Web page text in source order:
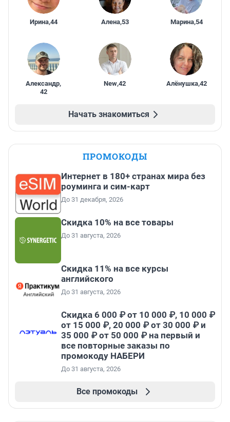
Ирина,44 Алена,53 Марина,54
Александр,
42
New,42 Алёнушка,42
Начать знакомиться
ПРОМОКОДЫ
Интернет в 180+ странах мира без
роуминга и сим-карт
До 31 декабря, 2026
Скидка 10% на все товары
До 31 августа, 2026
Скидка 11% на все курсы
английского
До 31 августа, 2026
Скидка 6 000 ₽ от 10 000 ₽, 10 000 ₽
от 15 000 ₽, 20 000 ₽ от 30 000 ₽ и
35 000 ₽ от 50 000 ₽ на первый и
все повторные заказы по
промокоду НАБЕРИ
До 31 августа, 2026
Все промокоды